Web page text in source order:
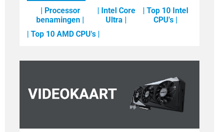
| Processor
benamingen |
| Intel Core
Ultra |
| Top 10 Intel
CPU's |
| Top 10 AMD CPU's |